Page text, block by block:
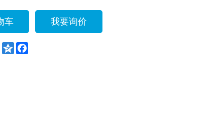
车 我要询价
Sina
Weibo
QzoneFacebook